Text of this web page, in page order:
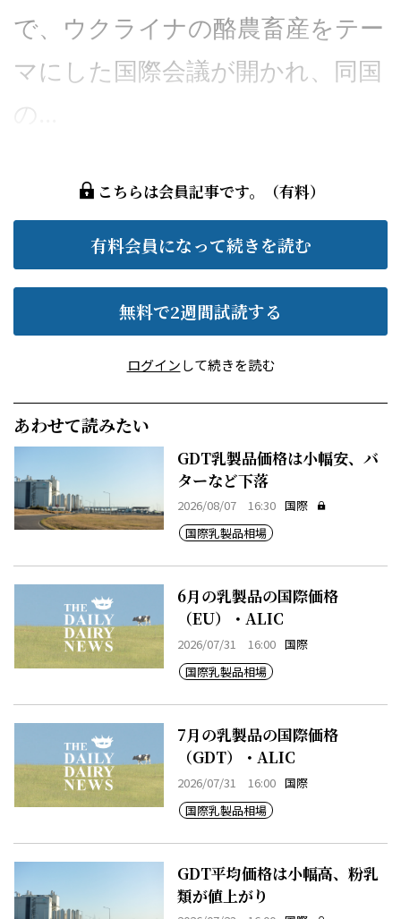
で、ウクライナの酪農畜産をテー
マにした国際会議が開かれ、同国
の...
こちらは会員記事です。（有料）
有料会員になって続きを読む
無料で2週間試読する
ログインして続きを読む
あわせて読みたい
GDT乳製品価格は小幅安、バ
ターなど下落
2026/08/07 16:30 国際
国際乳製品相場
6月の乳製品の国際価格
（EU）・ALIC
2026/07/31 16:00 国際
国際乳製品相場
7月の乳製品の国際価格
（GDT）・ALIC
2026/07/31 16:00 国際
国際乳製品相場
GDT平均価格は小幅高、粉乳
類が値上がり